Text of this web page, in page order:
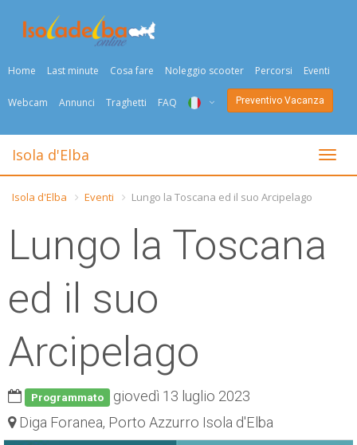
Home Last minute Cosa fare Noleggio scooter Percorsi Eventi
Webcam Annunci Traghetti FAQ
ENG
NED
Preventivo Vacanza
Togli
Isola d'Elba
Isola d'Elba Eventi Lungo la Toscana ed il suo Arcipelago
Lungo la Toscana
ed il suo
Arcipelago
Programmato
giovedì 13 luglio 2023
Diga Foranea, Porto Azzurro Isola d'Elba